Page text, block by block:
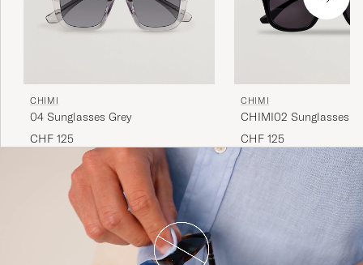
CHIMI
04 Sunglasses Grey
CHF 125
CHIMI
CHIMI02
CHF 125